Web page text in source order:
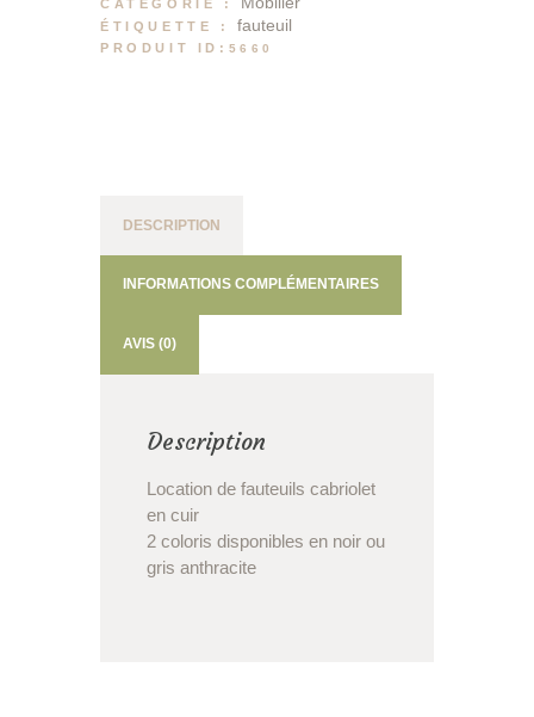
CATÉGORIE :
ÉTIQUETTE :fauteuil
PRODUIT ID: 5660
DESCRIPTION
INFORMATIONS COMPLÉMENTAIRES
AVIS (0)
Description
Location de fauteuils cabriolet
en cuir
2 coloris disponibles en noir ou
gris anthracite